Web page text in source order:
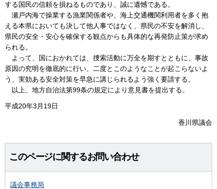
する国民の信頼を損ねるものであり、誠に遺憾である。
瀬戸内海で操業する漁業関係者や、海上交通機関利用者を多く抱
える本県においても決して他人事ではなく、県民の不安を解消し、
県民の安全・安心を確保する観点からも具体的な再発防止策が求め
られる。
よって、国におかれては、捜索活動に万全を期すとともに、事故
原因の究明を徹底的に行い、二度とこのようなことが起こらないよ
う、実効ある安全対策を早急に講じられるよう強く要請する。
以上、地方自治法第99条の規定により意見書を提出する。
平成20年3月19日
香川県議会
このページに関するお問い合わせ
議会事務局